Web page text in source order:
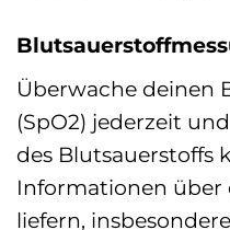
Überwache deinen
(SpO2) jederzeit
des Blutsauerstoffs
Informationen über
liefern,